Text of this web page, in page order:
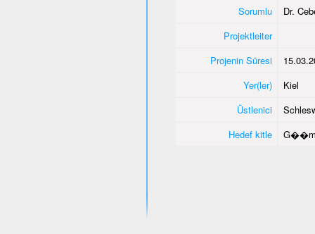
Sorumlu
Dr.
Projektleiter
Projenin Süresi
Yer(ler)
Kiel
Üstlenici
Hedef kitle